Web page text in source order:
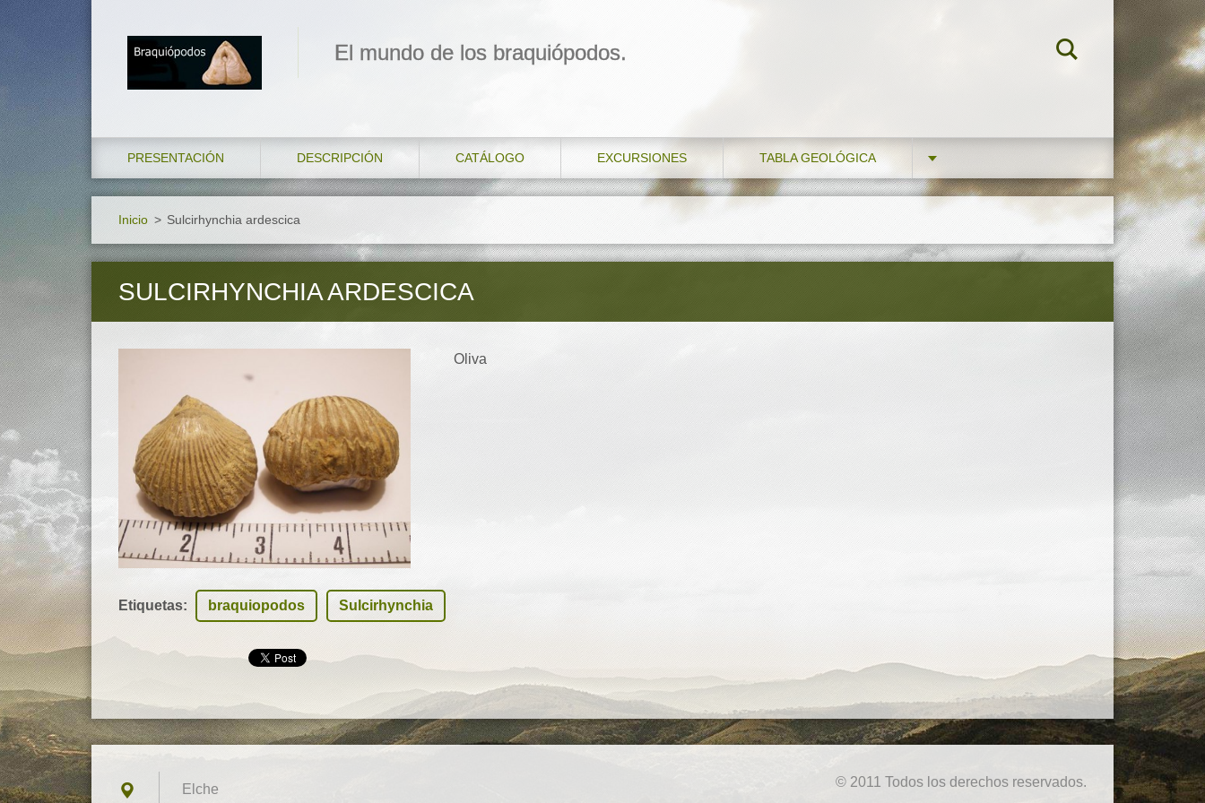
El mundo de los braquiópodos.
PRESENTACIÓN DESCRIPCIÓN CATÁLOGO EXCURSIONES TABLA GEOLÓGICA
Inicio > Sulcirhynchia ardescica
SULCIRHYNCHIA ARDESCICA
Oliva
Etiquetas: braquiopodos Sulcirhynchia
Elche © 2011 Todos los derechos reservados.